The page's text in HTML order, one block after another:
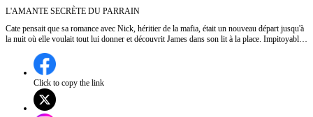
L'AMANTE SECRÈTE DU PARRAIN
Cate pensait que sa romance avec Nick, héritier de la mafia, était un nouveau départ jusqu'à
la nuit où elle voulait tout lui donner et découvrit James dans son lit à la place. Impitoyable,
elle a couché avec l'homme qui règne sur le crime organisé… et le père de son petit ami.
Click to copy the link